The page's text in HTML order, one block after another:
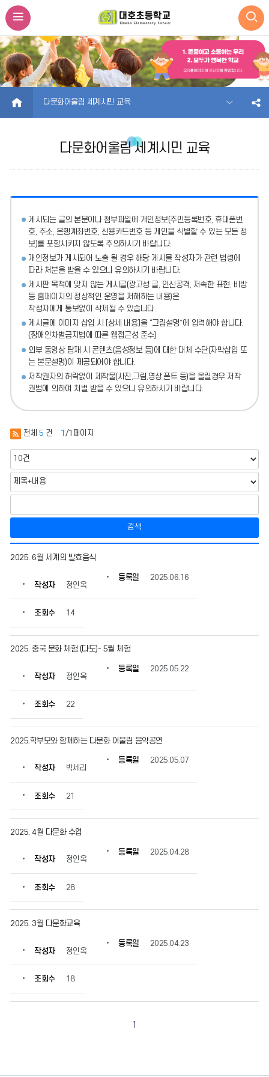
HOME 다문화어울림 세계시민 교육
다문화어울림 세계시민 교육
게시되는 글의 본문이나 첨부파일에
개인정보(주민등록번호, 휴대폰번
호, 주소, 은행계좌번호, 신용카드번호 등 개인을 식별할 수 있는 모든 정
보)를 포함시키지 않도록 주의하시기 바랍니다.
개인정보가 게시되어 노출 될 경우 해당 게시물 작성자가 관련 법령에
따라 처분을 받을 수 있으니 유의하시기 바랍니다.
게시판 목적에 맞지 않는 게시글(광고성 글, 인신공격, 저속한 표현, 비방
등 홈페이지의 정상적인 운영을 저해하는 내용)은
작성자에게 통보없이 삭제될 수 있습니다.
게시글에 이미지 삽입 시 [상세 내용]을 “그림설명”에 입력해야 합니다.
(장애인차별금지법에 따른 웹접근성 준수)
외부 동영상 탑재 시 콘텐츠(음성정보 등)에 대한 대체 수단(자막삽입 또
는 본문설명)이 제공되어야 합니다.
저작권자의 허락없이 제작물(사진,그림,영상,폰트 등)을 올릴경우 저작
권법에 의하여 처벌 받을 수 있으니 유의하시기 바랍니다.
전체 5 건 1 /1페이지
검색
문
울
계
시
시
번
회
보
를
습
2025. 6월 세계의 발효음식
작성자 정인옥
등록일 2025.06.16
조회수 14
2025. 중국 문화 체험 (다도)- 5월 체험
작성자 정인옥
등록일 2025.05.22
조회수 22
2025.학부모와 함께하는 다문화 어울림 음악공연
작성자 박세리
등록일 2025.05.07
조회수 21
2025. 4월 다문화 수업
작성자 정인옥
등록일 2025.04.28
조회수 28
2025. 3월 다문화교육
작성자 정인옥
등록일 2025.04.23
조회수 18
1